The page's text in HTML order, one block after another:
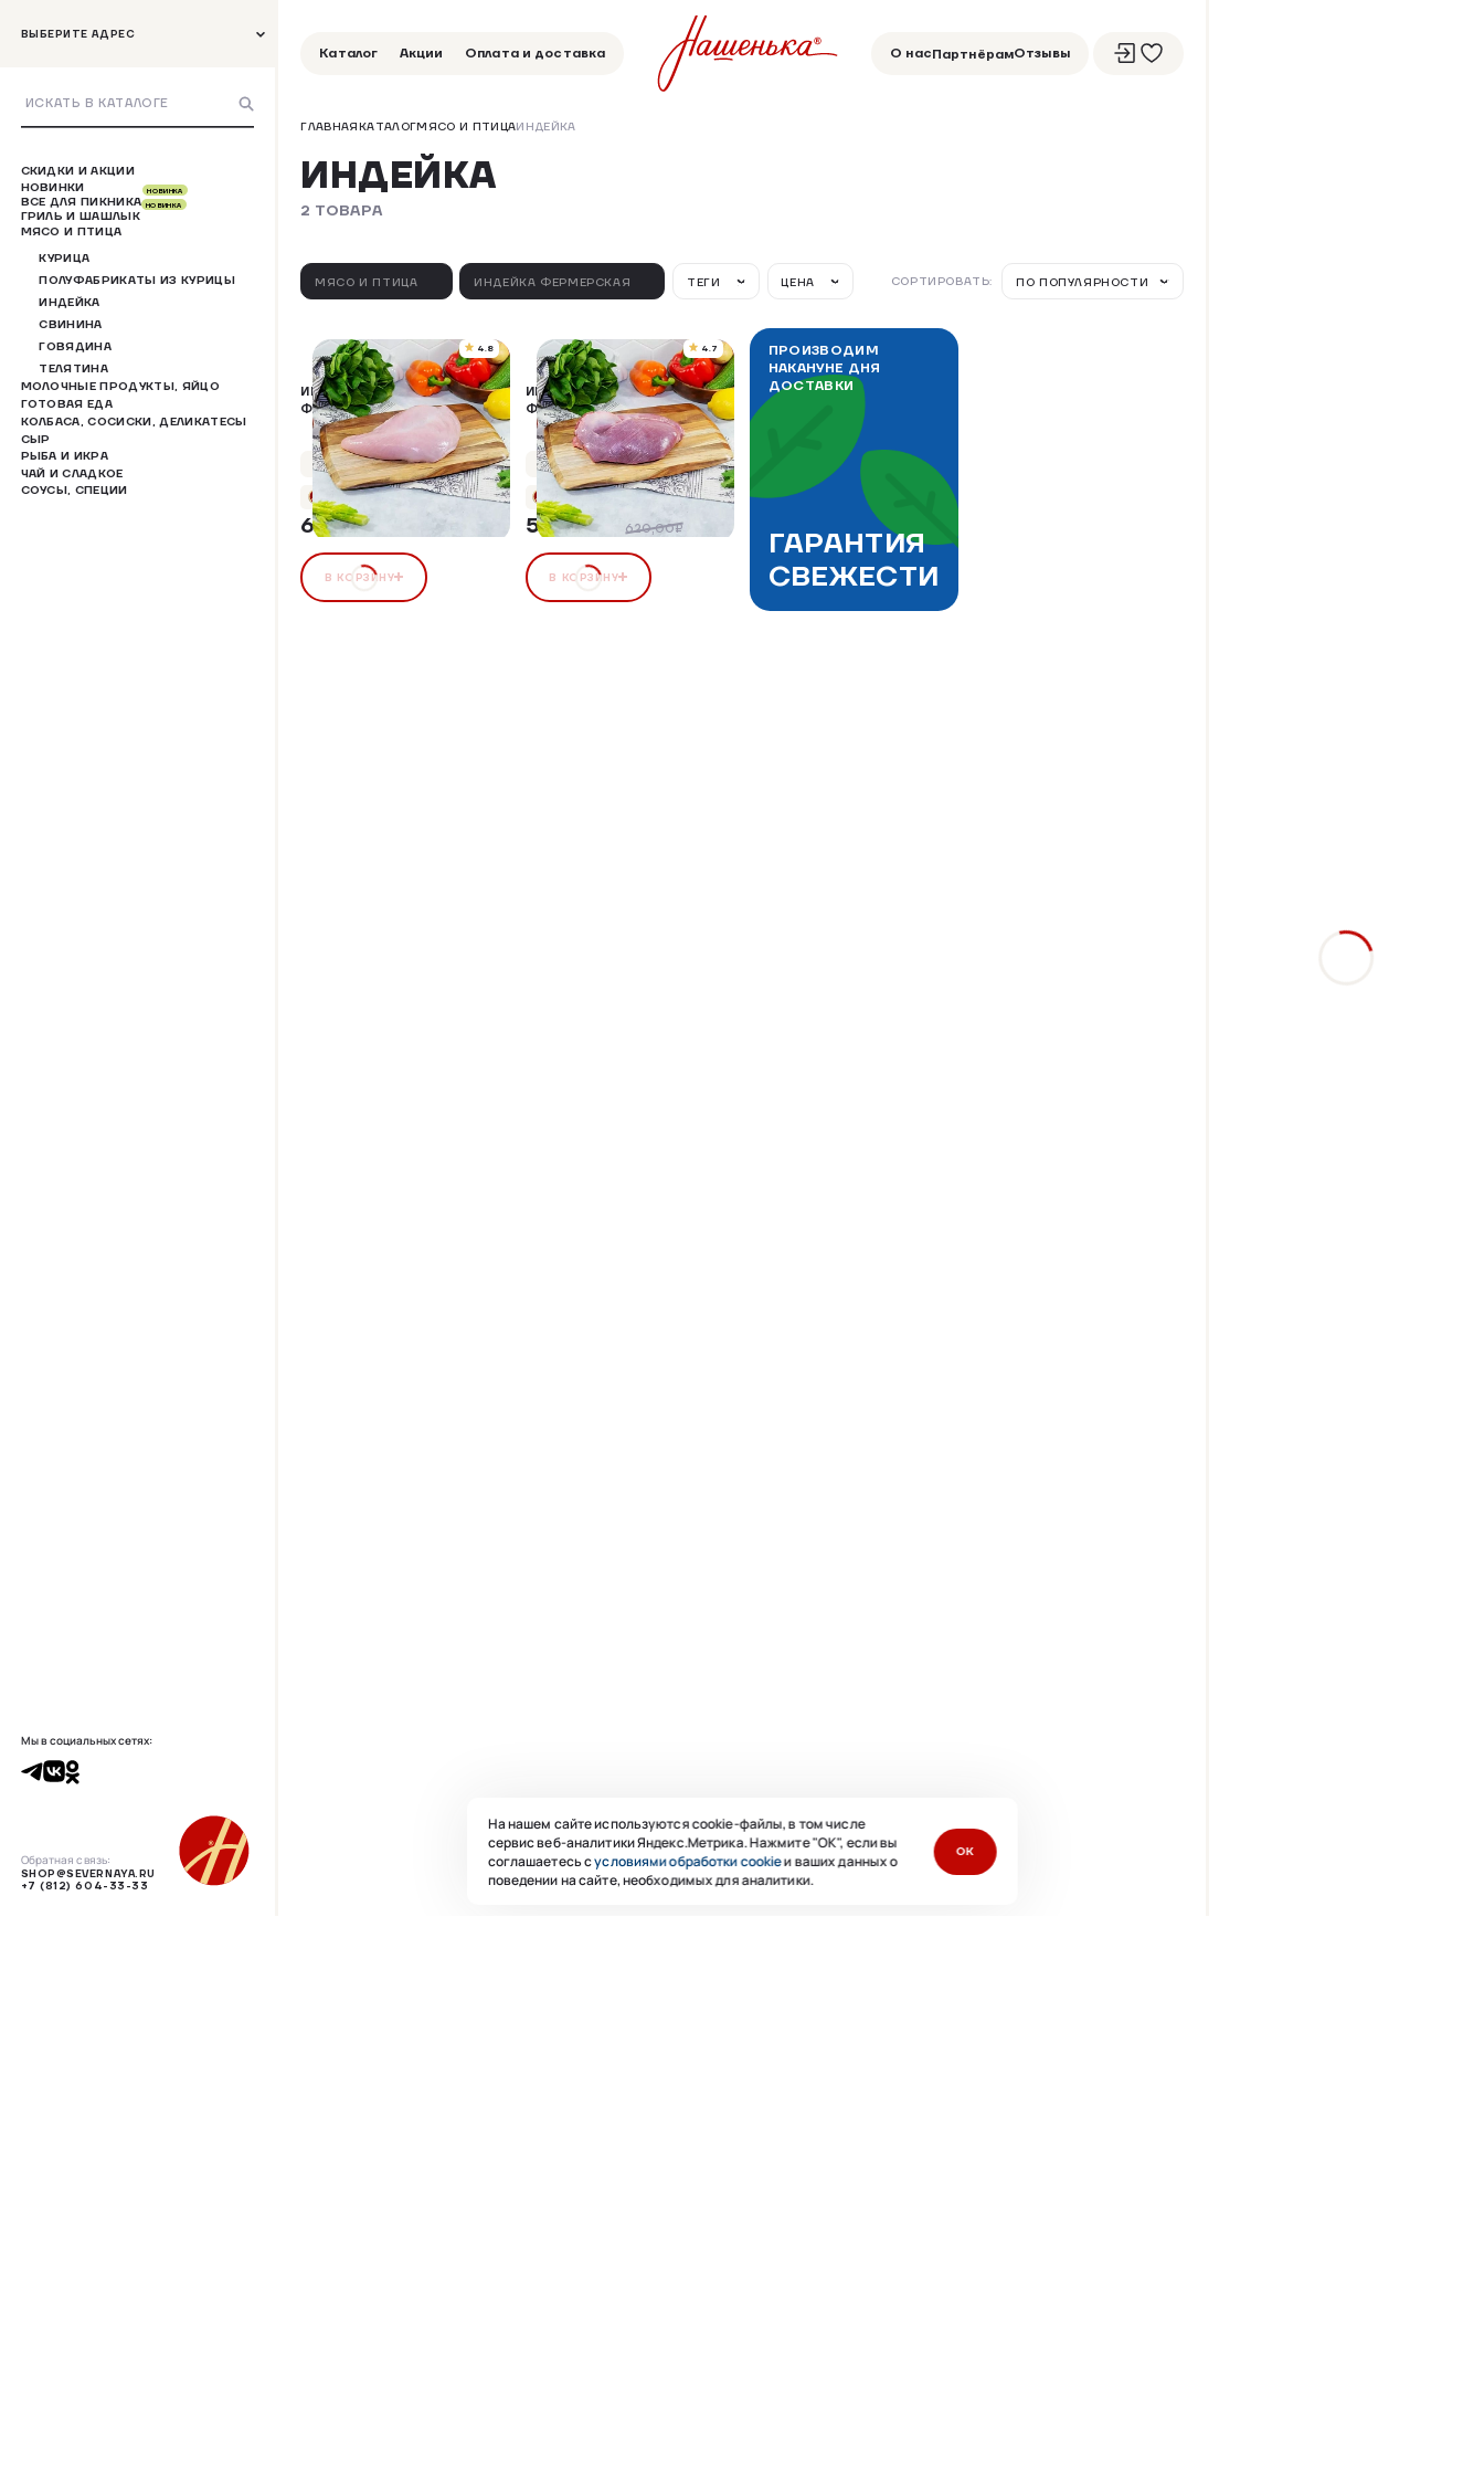
ВЫБЕРИТЕ АДРЕС
СКИДКИ И АКЦИИ
НОВИНКИ
ВСЕ ДЛЯ ПИКНИКА
НОВИНКА
ГРИЛЬ И ШАШЛЫК
НОВИНКА
МЯСО И ПТИЦА
КУРИЦА
ПОЛУФАБРИКАТЫ ИЗ КУРИЦЫ
ИНДЕЙКА
СВИНИНА
ГОВЯДИНА
ТЕЛЯТИНА
МОЛОЧНЫЕ ПРОДУКТЫ, ЯЙЦО
ГОТОВАЯ ЕДА
КОЛБАСА, СОСИСКИ, ДЕЛИКАТЕСЫ
СЫР
РЫБА И ИКРА
ЧАЙ И СЛАДКОЕ
СОУСЫ, СПЕЦИИ
Мы в социальных сетях:
Обратная связь:
SHOP@SEVERNAYA.RU
+7 (812) 604-33-33
Каталог Акции Оплата и доставка О насПартнёрамОтзывы
ГЛАВНАЯКАТАЛОГМЯСО И ПТИЦАИНДЕЙКА
ИНДЕЙКА
2 ТОВАРА
МЯСО И ПТИЦА ИНДЕЙКА ФЕРМЕРСКАЯ ТЕГИ ЦЕНА СОРТИРОВАТЬ: ПО ПОПУЛЯРНОСТИ
4.8
ИНДЕЙКА ФЕРМЕРСКАЯ
ФИЛЕ ГРУДКИ Б/К
ОХЛАЖДЕННОЕ
Упаковка 400 г
+31 бонус
620,00 ₽
В КОРЗИНУ
4.7
ИНДЕЙКА ФЕРМЕРСКАЯ
ФИЛЕ БЕДРА Б/К
ОХЛАЖДЕННОЕ
Упаковка 400 г
+27 бонусов
558,00 ₽ 620,00₽
В КОРЗИНУ
ПРОИЗВОДИМ
НАКАНУНЕ ДНЯ
ДОСТАВКИ
ГАРАНТИЯ
СВЕЖЕСТИ
На нашем сайте используются cookie-файлы, в том числе
сервис веб-аналитики Яндекс.Метрика. Нажмите "ОК", если вы
соглашаетесь сусловиями обработки cookieи ваших данных о
поведении на сайте, необходимых для аналитики.
ОК